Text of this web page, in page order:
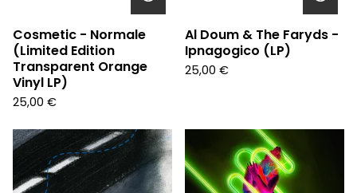
Cosmetic - Normale
(Limited Edition
Transparent Orange
Vinyl LP)
25,00 €
Al Doum & The Faryds -
Ipnagogico (LP)
25,00 €